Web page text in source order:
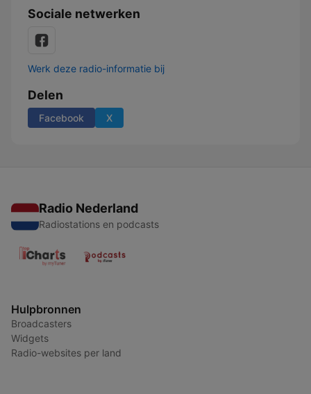
Sociale netwerken
Werk deze radio-informatie bij
Delen
Facebook X
Radio Nederland
Radiostations en podcasts
Hulpbronnen
Broadcasters
Widgets
Radio-websites per land